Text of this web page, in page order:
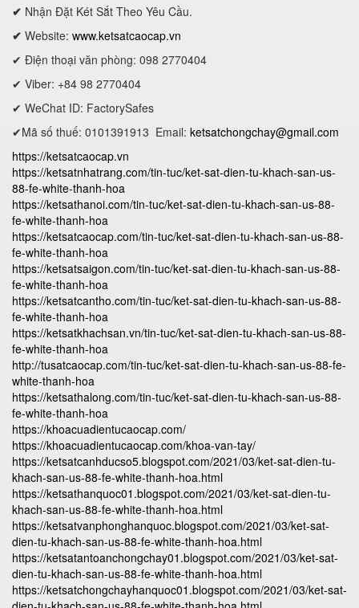
✔ Nhận Đặt Két Sắt Theo Yêu Cầu.
✔ Website: www.ketsatcaocap.vn
✔ Điện thoại văn phòng: 098 2770404
✔ Viber: +84 98 2770404
✔ WeChat ID: FactorySafes
✔Mã số thuế: 0101391913 Email: ketsatchongchay@gmail.com
https://ketsatcaocap.vn
https://ketsatnhatrang.com/tin-tuc/ket-sat-dien-tu-khach-san-us-
88-fe-white-thanh-hoa
https://ketsathanoi.com/tin-tuc/ket-sat-dien-tu-khach-san-us-88-
fe-white-thanh-hoa
https://ketsatcaocap.com/tin-tuc/ket-sat-dien-tu-khach-san-us-88-
fe-white-thanh-hoa
https://ketsatsaigon.com/tin-tuc/ket-sat-dien-tu-khach-san-us-88-
fe-white-thanh-hoa
https://ketsatcantho.com/tin-tuc/ket-sat-dien-tu-khach-san-us-88-
fe-white-thanh-hoa
https://ketsatkhachsan.vn/tin-tuc/ket-sat-dien-tu-khach-san-us-88-
fe-white-thanh-hoa
http://tusatcaocap.com/tin-tuc/ket-sat-dien-tu-khach-san-us-88-fe-
white-thanh-hoa
https://ketsathalong.com/tin-tuc/ket-sat-dien-tu-khach-san-us-88-
fe-white-thanh-hoa
https://khoacuadientucaocap.com/
https://khoacuadientucaocap.com/khoa-van-tay/
https://ketsatcanhducso5.blogspot.com/2021/03/ket-sat-dien-tu-
khach-san-us-88-fe-white-thanh-hoa.html
https://ketsathanquoc01.blogspot.com/2021/03/ket-sat-dien-tu-
khach-san-us-88-fe-white-thanh-hoa.html
https://ketsatvanphonghanquoc.blogspot.com/2021/03/ket-sat-
dien-tu-khach-san-us-88-fe-white-thanh-hoa.html
https://ketsatantoanchongchay01.blogspot.com/2021/03/ket-sat-
dien-tu-khach-san-us-88-fe-white-thanh-hoa.html
https://ketsatchongchayhanquoc01.blogspot.com/2021/03/ket-sat-